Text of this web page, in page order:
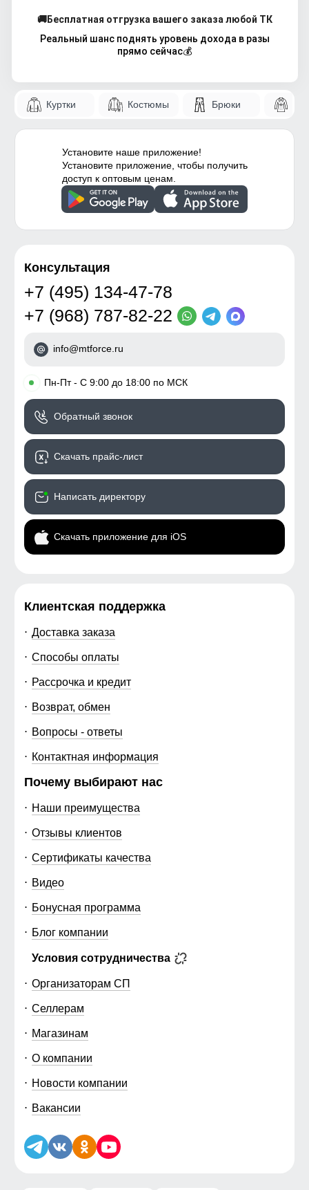
🚚Бесплатная отгрузка вашего заказа любой ТК
прямо сейчас💰
Куртки Костюмы Брюки
Установите наше приложение!
Установите приложение, чтобы получить
доступ к оптовым ценам.
Консультация
+7 (495) 134-47-78
+7 (968) 787-82-22
info@mtforce.ru
• Пн-Пт - С 9:00 до 18:00 по МСК
Обратный звонок
Скачать прайс-лист
Написать директору
Скачать приложение для iOS
Клиентская поддержка
Доставка заказа
Способы оплаты
Рассрочка и кредит
Возврат, обмен
Вопросы - ответы
Контактная информация
Почему выбирают нас
Наши преимущества
Отзывы клиентов
Сертификаты качества
Видео
Бонусная программа
Блог компании
Условия сотрудничества
Организаторам СП
Селлерам
Магазинам
О компании
Новости компании
Вакансии